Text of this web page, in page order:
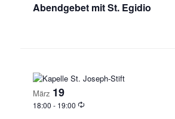
Abendgebet mit St. Egidio
März 19
18:00 - 19:00